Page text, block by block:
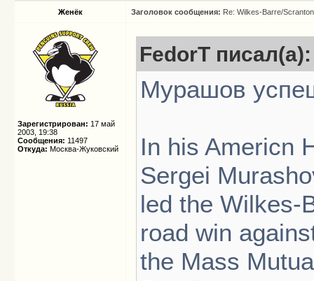
Женёк Заголовок сообщения: Re: Wilkes-Barre/
Зарегистрирован: 17 май
2003, 19:38
Сообщения: 11497
Откуда: Москва-Жуковский
FedorT писал(а):
Мурашов
In his Americn
Sergei
led the Wilkes-
road win
the Mass